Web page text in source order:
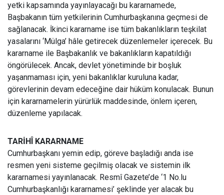
yetki kapsamında yayınlayacağı bu kararnamede,
Başbakanın tüm yetkilerinin Cumhurbaşkanına geçmesi de
sağlanacak. İkinci kararname ise tüm bakanlıkların teşkilat
yasalarını ‘Mülga’ hâle getirecek düzenlemeler içerecek. Bu
kararname ile Başbakanlık ve bakanlıkların kapatıldığı
öngörülecek. Ancak, devlet yönetiminde bir boşluk
yaşanmaması için, yeni bakanlıklar kuruluna kadar,
görevlerinin devam edeceğine dair hüküm konulacak. Bunun
için kararnamelerin yürürlük maddesinde, önlem içeren,
düzenleme yapılacak.
TARİHÎ KARARNAME
Cumhurbaşkanı yemin edip, göreve başladığı anda ise
resmen yeni sisteme geçilmiş olacak ve sistemin ilk
kararnamesi yayınlanacak. Resmî Gazete’de ‘1 No.lu
Cumhurbaşkanlığı kararnamesi’ şeklinde yer alacak bu